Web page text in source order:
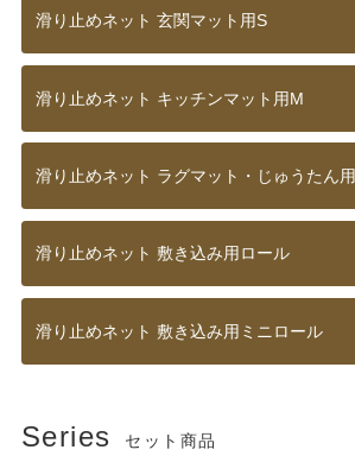
滑り止めネット 玄関マット用S
滑り止めネット キッチンマット用M
滑り止めネット ラグマット・じゅうたん用
滑り止めネット 敷き込み用ロール
滑り止めネット 敷き込み用ミニロール
Series セット商品